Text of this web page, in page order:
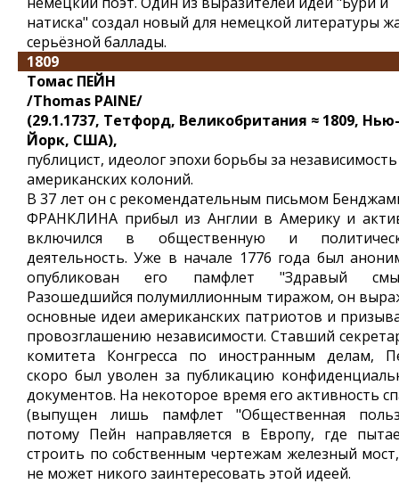
натиска" создал новый для немецкой литературы
серьёзной баллады.
1809
Томас ПЕЙН
/Thomas PAINE/
(29.1.1737, Тетфорд, Великобритания ≈ 1809, Нью-
Йорк, США),
публицист, идеолог эпохи борьбы за независимость
американских колоний.
В 37 лет он с рекомендательным письмом
ФРАНКЛИНА прибыл из Англии в Америку и
включился в общественную и
деятельность. Уже в начале 1776 года был
опубликован его памфлет "Здравый
Разошедшийся полумиллионным тиражом, он
основные идеи американских патриотов и
провозглашению независимости. Ставший
комитета Конгресса по иностранным делам,
скоро был уволен за публикацию
документов. На некоторое время его активность
(выпущен лишь памфлет "Общественная
потому Пейн направляется в Европу, где
строить по собственным чертежам железный
не может никого заинтересовать этой идеей.